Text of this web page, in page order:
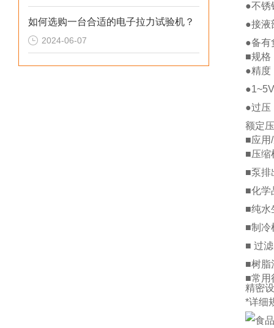
如何选购一台合适的电子拉力试验机？
2024-06-07
●不锈
●接液
●备有
■规格
●精度
●过压
额定
■应用
■压缩
■泵排
■化学
■纯水
■制冷
■ 过
■树脂
■常用
精密
*详细